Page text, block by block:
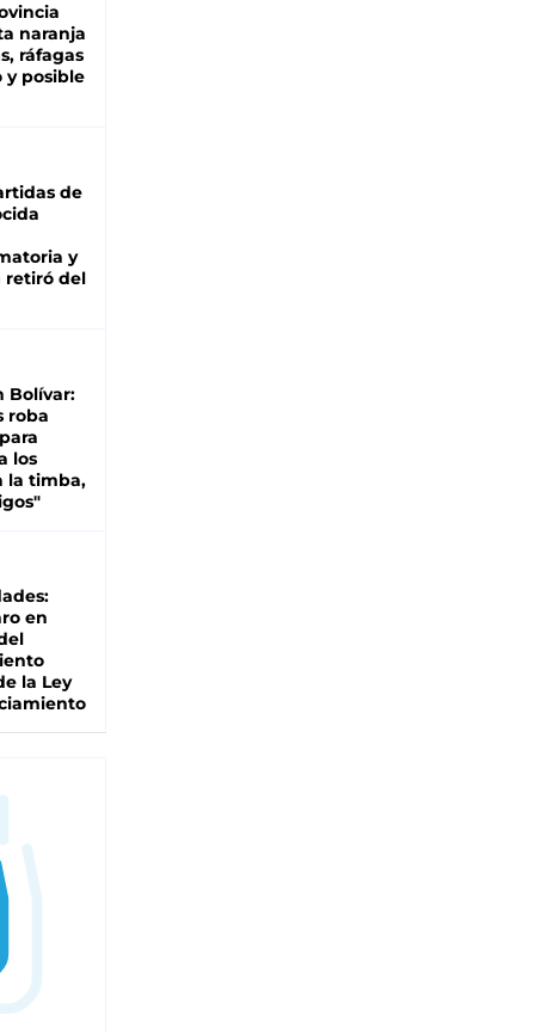
naranja
ráfagas
y posible
de
y
retiró del
Bolívar:
roba
los
la timba,
en
la Ley